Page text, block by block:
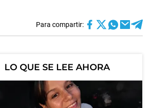
Para compartir:
LO QUE SE LEE AHORA